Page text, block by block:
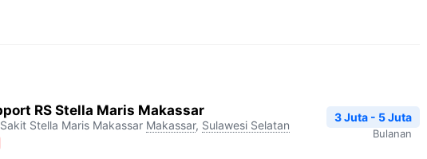
RS Stella Maris Makassar
Stella Maris Makassar Makassar, Sulawesi Selatan
3 Juta - 5 Juta
Bulanan